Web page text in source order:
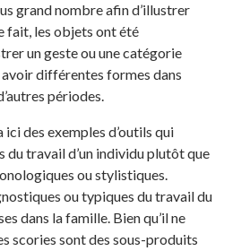
grand nombre afin d’illustrer
fait, les objets ont été
un geste ou une catégorie
différentes formes dans
périodes.
des exemples d’outils qui
travail d’un individu plutôt que
ou stylistiques.
ou typiques du travail du
dans la famille. Bien qu’il ne
scories sont des sous-produits